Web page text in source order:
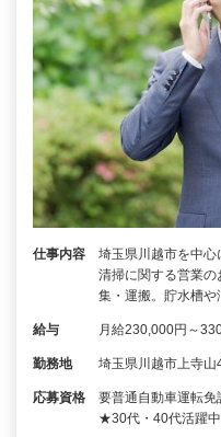
仕事内容
埼玉県川越市を中
清掃に関する営業
集・運搬。貯水槽
給与 月給230,000円～
勤務地 埼玉県川越市上寺山
応募資格
要普通自動車運転
★30代・40代活躍中